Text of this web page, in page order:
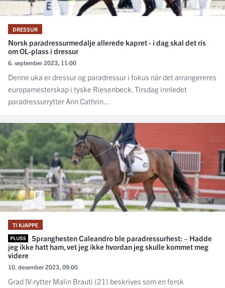
DRESSUR
Norsk paradressurmedalje allerede kapret - i dag skal det ris
om OL-plass i dressur
6. september 2023, 11:00
Denne uka er dressur og paradressur i fokus når det arrangereres
europamesterskap i tyske Riesenbeck. Tirsdag innledet
paradressurrytter Ann Cathrin...
TI KJAPPE
Spranghesten Caleandro ble paradressurhest: – Hadde
jeg ikke hatt ham, vet jeg ikke hvordan jeg skulle kommet meg
videre
10. desember 2023, 09:00
Grad IV-rytter Malin Brauti (21) beskrives som en fersk